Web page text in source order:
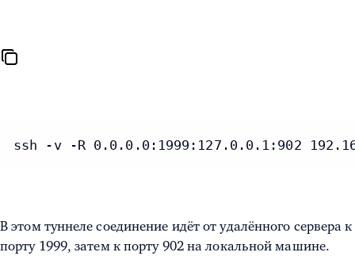
ssh -v -R 0.0.0.0:1999:127.0.0.1:902
В этом туннеле соединение идёт от удалённого сервера к
порту 1999, затем к порту 902 на локальной машине.